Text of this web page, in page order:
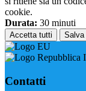
cookie.
Durata: 30 minuti
Accetta tutti Salva
Contatti